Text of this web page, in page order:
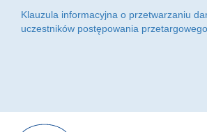
Klauzula informacyjna o przetwarzaniu
uczestników postępowania przetargowego